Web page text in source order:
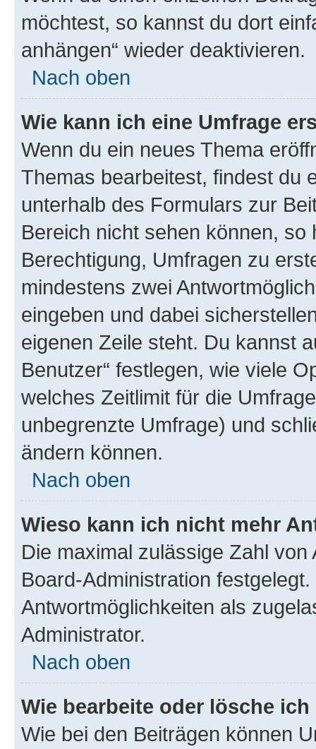
möchtest, so kannst du dort
anhängen“ wieder deaktivieren.
Nach oben
Wie kann ich eine Umfrage
Wenn du ein neues Thema
Themas bearbeitest, findest du
unterhalb des Formulars zur
Bereich nicht sehen können,
Berechtigung, Umfragen zu
mindestens zwei
eingeben und dabei
eigenen Zeile steht. Du kannst
Benutzer“ festlegen, wie viele
welches Zeitlimit für die
unbegrenzte Umfrage) und
ändern können.
Nach oben
Wieso kann ich nicht mehr
Die maximal zulässige Zahl
Board-Administration
Antwortmöglichkeiten als
Administrator.
Nach oben
Wie bearbeite oder lösche
Wie bei den Beiträgen können